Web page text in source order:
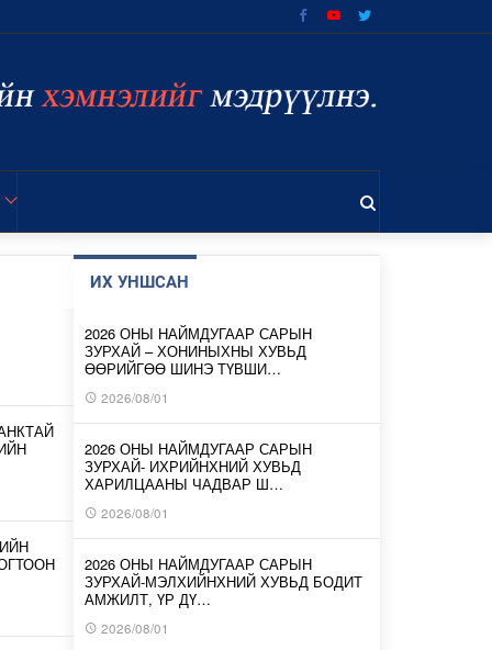
ИХ УНШСАН
2026 ОНЫ НАЙМДУГААР САРЫН
ЗУРХАЙ – ХОНИНЫХНЫ ХУВЬД
ӨӨРИЙГӨӨ ШИНЭ ТҮВШИ…
2026/08/01
2026 ОНЫ НАЙМДУГААР САРЫН
ЗУРХАЙ- ИХРИЙНХНИЙ ХУВЬД
ХАРИЛЦААНЫ ЧАДВАР Ш…
2026/08/01
2026 ОНЫ НАЙМДУГААР САРЫН
ЗУРХАЙ-МЭЛХИЙНХНИЙ ХУВЬД БОДИТ
АМЖИЛТ, ҮР ДҮ…
2026/08/01